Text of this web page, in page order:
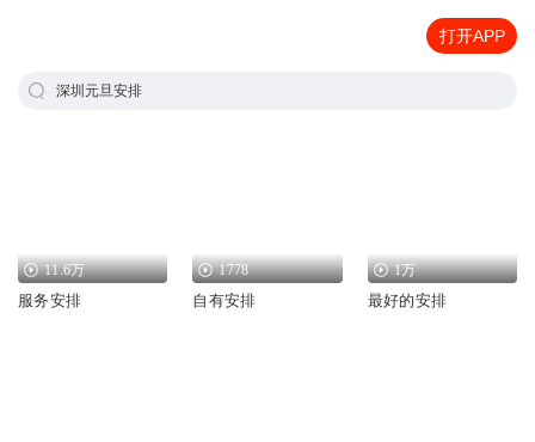
打开APP
深圳元旦安排
11.6万
服务安排
1778
自有安排
1万
最好的安排